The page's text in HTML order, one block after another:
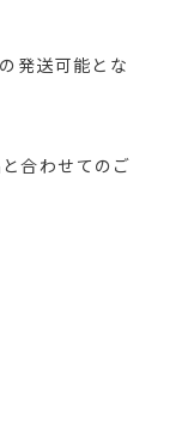
発送可能とな
合わせてのご